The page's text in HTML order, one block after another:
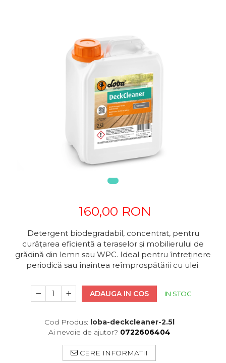
160,00 RON
Detergent biodegradabil, concentrat, pentru
curățarea eficientă a teraselor și mobilierului de
grădină din lemn sau WPC. Ideal pentru întreținere
periodică sau înaintea reîmprospătării cu ulei.
ADAUGA IN COS IN STOC
Cod Produs: loba-deckcleaner-2.5l
Ai nevoie de ajutor? 0722606404
CERE INFORMATII